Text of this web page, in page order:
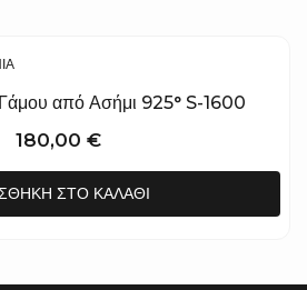
Γάμου από Ασήμι 925° S-1600
180,00 €
ΣΤΟ ΚΑΛΆΘΙ